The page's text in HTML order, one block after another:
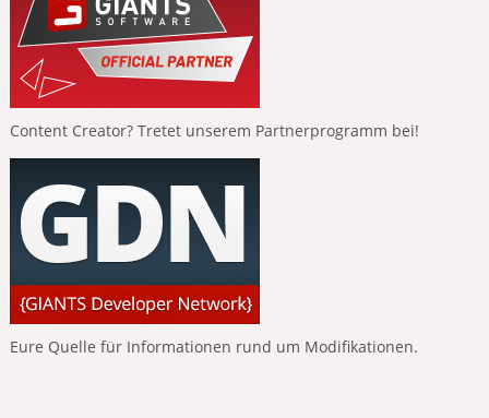
Content Creator? Tretet unserem Partnerprogramm bei!
Eure Quelle für Informationen rund um Modifikationen.